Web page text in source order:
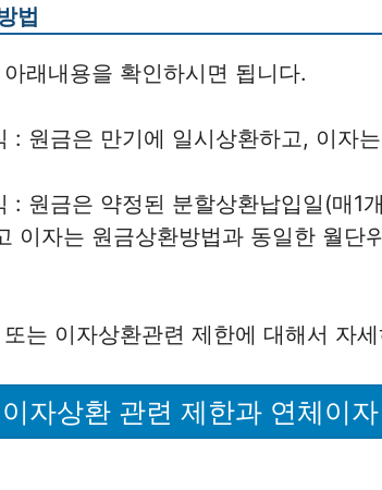
법
래내용을 확인하시면 됩니다.
: 원금은 만기에 일시상환하고, 이자
: 원금은 약정된 분할상환납입일(매1
이자는 원금상환방법과 동일한 월단
는 이자상환관련 제한에 대해서 자
자상환 관련 제한과 연체이자